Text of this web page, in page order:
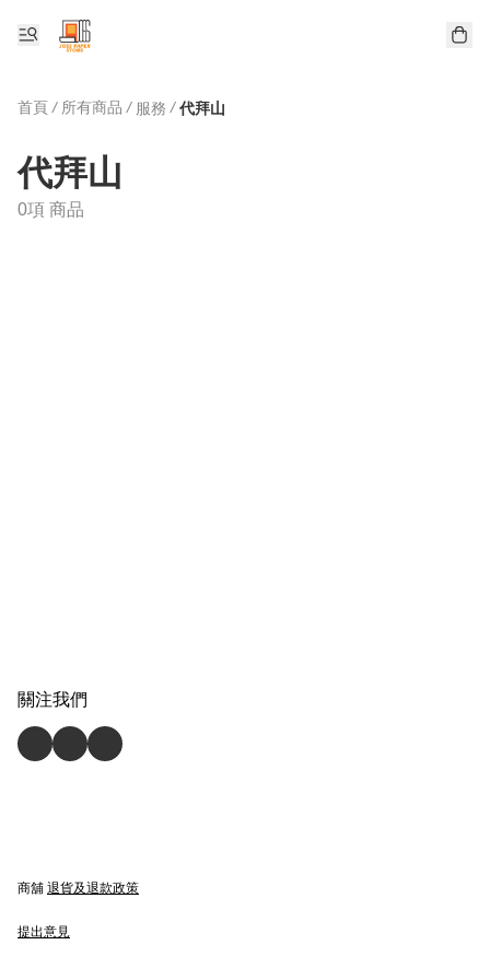
首頁 / 所有商品 / 服務 / 代拜山
代拜山
0項 商品
關注我們
商舖 退貨及退款政策
提出意見